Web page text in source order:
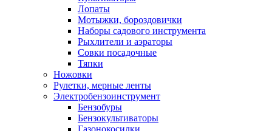
Лопаты
Мотыжки, бороздовички
Наборы садового инструмента
Рыхлители и аэраторы
Совки посадочные
Тяпки
Ножовки
Рулетки, мерные ленты
Электробензоинструмент
Бензобуры
Бензокультиваторы
Газонокосилки